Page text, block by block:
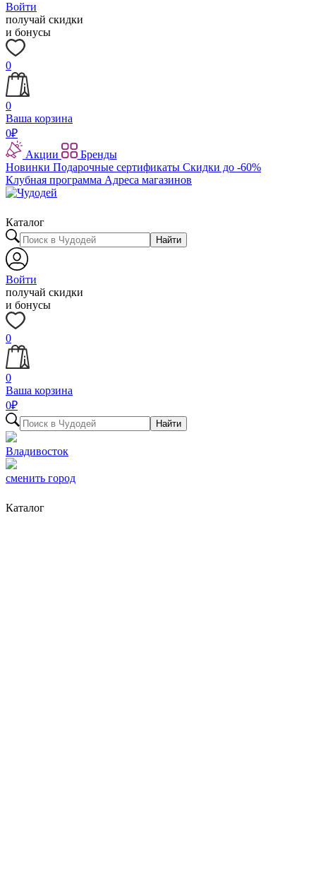
Войти
получай скидки
и бонусы
0
0
Ваша корзина
0₽
Акции
Бренды
Новинки Подарочные сертификаты Скидки до -60%
Клубная программа Адреса магазинов
Каталог
Найти
Войти
получай скидки
и бонусы
0
0
Ваша корзина
0₽
Найти
Владивосток
сменить город
Каталог